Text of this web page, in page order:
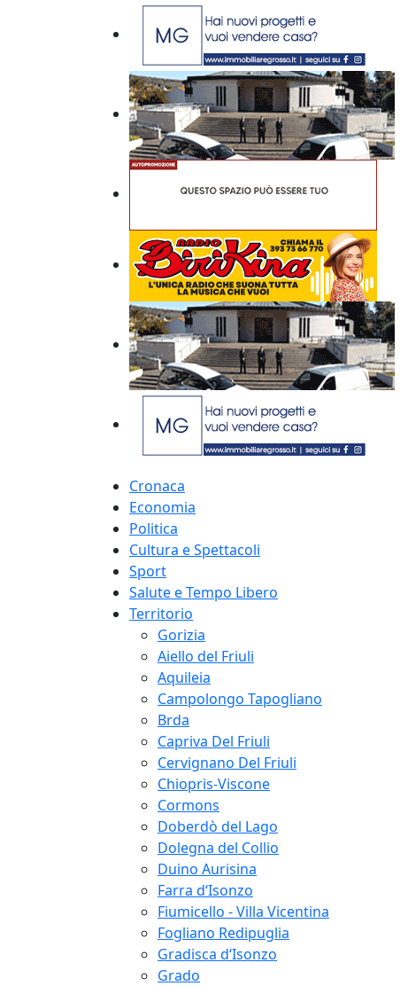
Cronaca
Economia
Politica
Cultura e Spettacoli
Sport
Salute e Tempo Libero
Territorio
Gorizia
Aiello del Friuli
Aquileia
Campolongo Tapogliano
Brda
Capriva Del Friuli
Cervignano Del Friuli
Chiopris-Viscone
Cormons
Doberdò del Lago
Dolegna del Collio
Duino Aurisina
Farra d‘Isonzo
Fiumicello - Villa Vicentina
Fogliano Redipuglia
Gradisca d‘Isonzo
Grado